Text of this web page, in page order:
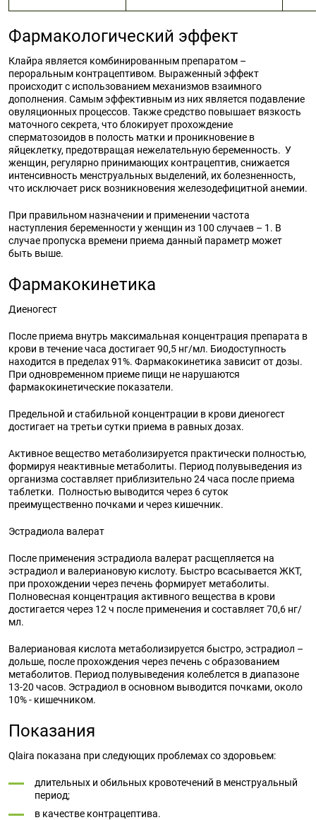
Фармакологический эффект
Клайра является комбинированным препаратом –
пероральным контрацептивом. Выраженный эффект
происходит с использованием механизмов взаимного
дополнения. Самым эффективным из них является подавление
овуляционных процессов. Также средство повышает вязкость
маточного секрета, что блокирует прохождение
сперматозоидов в полость матки и проникновение в
яйцеклетку, предотвращая нежелательную беременность. У
женщин, регулярно принимающих контрацептив, снижается
интенсивность менструальных выделений, их болезненность,
что исключает риск возникновения железодефицитной анемии.
При правильном назначении и применении частота
наступления беременности у женщин из 100 случаев – 1. В
случае пропуска времени приема данный параметр может
быть выше.
Фармакокинетика
Диеногест
После приема внутрь максимальная концентрация препарата в
крови в течение часа достигает 90,5 нг/мл. Биодоступность
находится в пределах 91%. Фармакокинетика зависит от дозы.
При одновременном приеме пищи не нарушаются
фармакокинетические показатели.
Предельной и стабильной концентрации в крови диеногест
достигает на третьи сутки приема в равных дозах.
Активное вещество метаболизируется практически полностью,
формируя неактивные метаболиты. Период полувыведения из
организма составляет приблизительно 24 часа после приема
таблетки. Полностью выводится через 6 суток
преимущественно почками и через кишечник.
Эстрадиола валерат
После применения эстрадиола валерат расщепляется на
эстрадиол и валериановую кислоту. Быстро всасывается ЖКТ,
при прохождении через печень формирует метаболиты.
Полновесная концентрация активного вещества в крови
достигается через 12 ч после применения и составляет 70,6 нг/
мл.
Валериановая кислота метаболизируется быстро, эстрадиол –
дольше, после прохождения через печень с образованием
метаболитов. Период полувыведения колеблется в диапазоне
13-20 часов. Эстрадиол в основном выводится почками, около
10% - кишечником.
Показания
Qlaira показана при следующих проблемах со здоровьем:
длительных и обильных кровотечений в менструальный
период;
в качестве контрацептива.